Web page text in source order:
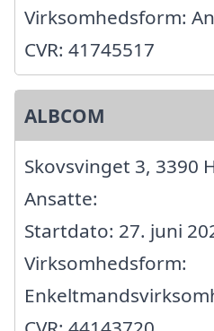
Virksomhedsform:
CVR: 41745517
ALBCOM
Skovsvinget 3, 3390
Ansatte:
Startdato: 27. juni
Virksomhedsform: